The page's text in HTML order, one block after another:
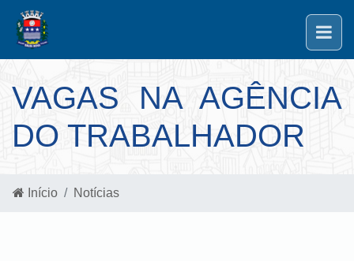
VAGAS NA AGÊNCIA
DO TRABALHADOR
Início Notícias